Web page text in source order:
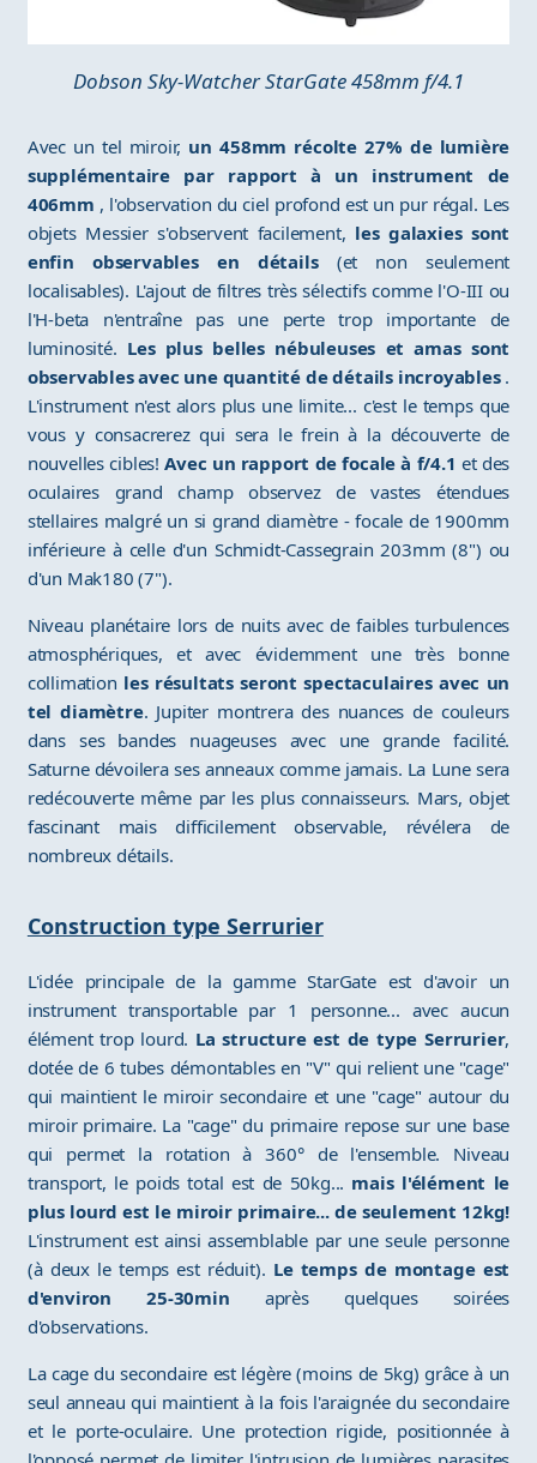
Dobson Sky-Watcher StarGate 458mm f/4.1
Avec un tel miroir, un 458mm récolte 27% de lumière
supplémentaire par rapport à un instrument de
406mm , l'observation du ciel profond est un pur régal. Les
objets Messier s'observent facilement, les galaxies sont
enfin observables en détails (et non seulement
localisables). L'ajout de filtres très sélectifs comme l'O-III ou
l'H-beta n'entraîne pas une perte trop importante de
luminosité. Les plus belles nébuleuses et amas sont
observables avec une quantité de détails incroyables .
L'instrument n'est alors plus une limite... c'est le temps que
vous y consacrerez qui sera le frein à la découverte de
nouvelles cibles!Avec un rapport de focale à f/4.1 et des
oculaires grand champ observez de vastes étendues
stellaires malgré un si grand diamètre - focale de 1900mm
inférieure à celle d'un Schmidt-Cassegrain 203mm (8") ou
d'un Mak180 (7").
Niveau planétaire lors de nuits avec de faibles turbulences
atmosphériques, et avec évidemment une très bonne
collimation les résultats seront spectaculaires avec un
tel diamètre. Jupiter montrera des nuances de couleurs
dans ses bandes nuageuses avec une grande facilité.
Saturne dévoilera ses anneaux comme jamais. La Lune sera
redécouverte même par les plus connaisseurs. Mars, objet
fascinant mais difficilement observable, révélera de
nombreux détails.
Construction type Serrurier
L'idée principale de la gamme StarGate est d'avoir un
instrument transportable par 1 personne... avec aucun
élément trop lourd. La structure est de type Serrurier,
dotée de 6 tubes démontables en "V" qui relient une "cage"
qui maintient le miroir secondaire et une "cage" autour du
miroir primaire. La "cage" du primaire repose sur une base
qui permet la rotation à 360° de l'ensemble. Niveau
transport, le poids total est de 50kg... mais l'élément le
plus lourd est le miroir primaire... de seulement 12kg!
L'instrument est ainsi assemblable par une seule personne
(à deux le temps est réduit). Le temps de montage est
d'environ 25-30min après quelques soirées
d'observations.
La cage du secondaire est légère (moins de 5kg) grâce à un
seul anneau qui maintient à la fois l'araignée du secondaire
et le porte-oculaire. Une protection rigide, positionnée à